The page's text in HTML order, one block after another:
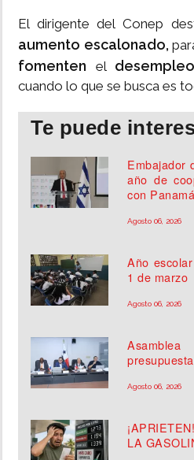
El dirigente del Conep
aumento escalonado,
fomenten el
cuando lo que se busca es
Te puede
Embajador
año de
con Panamá
Agosto 06, 2026
Año
1 de marzo
Agosto 06, 2026
Agosto 06, 2026
LA